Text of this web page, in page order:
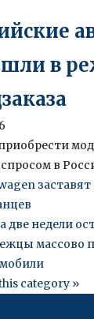
в
в
две недели
массово
category »